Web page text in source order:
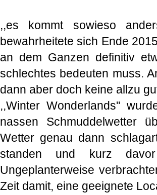
,,es kommt sowieso
bewahrheitete sich Ende
an dem Ganzen definitiv
schlechtes bedeuten muss.
dann aber doch keine allzu
,,Winter Wonderlands''
nassen Schmuddelwetter
Wetter genau dann
standen und kurz
Ungeplanterweise
Zeit damit, eine geeignete